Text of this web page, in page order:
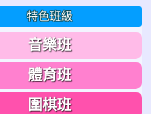
特色班級
音樂班
體育班
圍棋班